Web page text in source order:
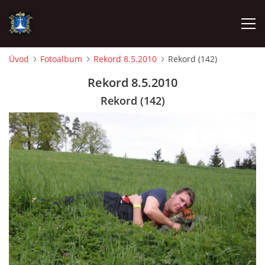
VÝJEZDY
INFORMACE JEDNOTKY »
TECHNIKA
OZNAČENÍ HASIČSKÉ TECHNIKY
Úvod Fotoalbum Rekord 8.5.2010 Rekord (142)
Rekord 8.5.2010
Rekord (142)